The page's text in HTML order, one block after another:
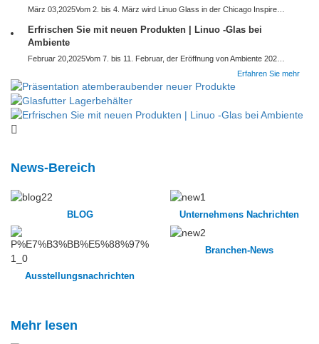
Erfrischen Sie mit neuen Produkten | Linuo -Glas bei
Ambiente
Erfahren Sie mehr
News-Bereich
BLOG Unternehmens Nachrichten
Ausstellungsnachrichten
Branchen-News
Mehr lesen